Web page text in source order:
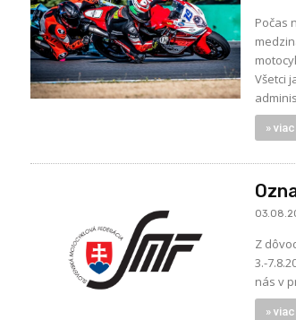
Počas
motocyklov na
Všetci
»
Z
3.-
nás v
»